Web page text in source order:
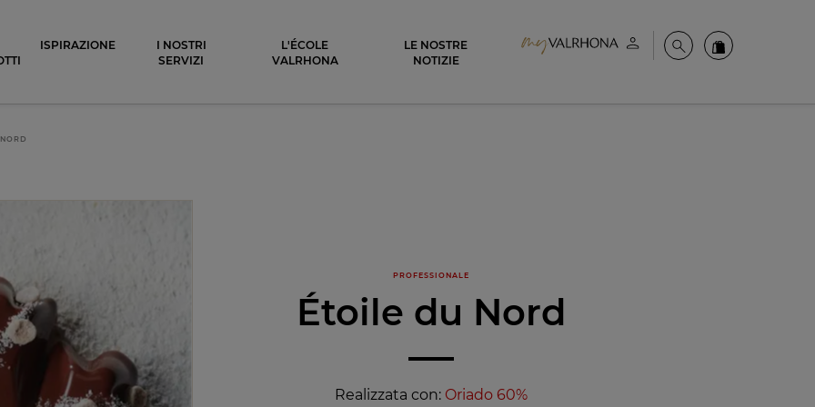
Il mio accountCercaOrdinate i
ISPIRAZIONE
I NOSTRI
SERVIZI
L'ÉCOLE
VALRHONA
LE NOSTRE
NOTIZIE
PROFESSIONALE
Étoile du Nord
Realizzata con: Oriado 60%